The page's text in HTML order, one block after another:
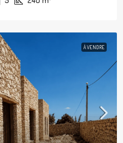
À VENDRE